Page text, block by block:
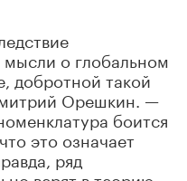
о глобальном
добротной такой
Орешкин. —
боится
это означает
ряд